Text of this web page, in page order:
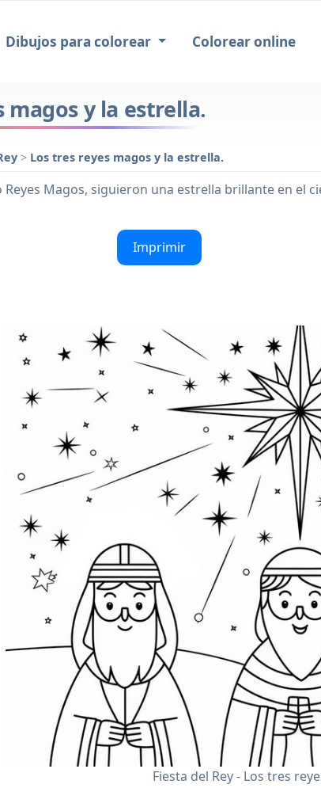
Dibujos para colorear Colorear online
magos y la estrella.
> Los tres reyes magos y la estrella.
Magos, siguieron una estrella brillante en el
Imprimir
Fiesta del Rey - Los tres